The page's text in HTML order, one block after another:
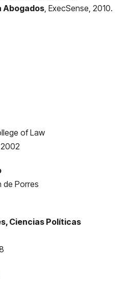
Abogados , ExecSense, 2010.
of Law
de Porres
Ciencias Políticas